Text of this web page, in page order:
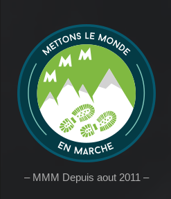
– MMM Depuis aout 2011 –